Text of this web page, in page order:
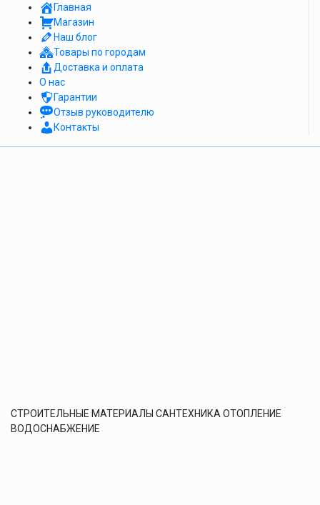
Главная
Магазин
Наш блог
Товары по городам
Доставка и оплата
О нас
Гарантии
Отзыв руководителю
Контакты
СТРОИТЕЛЬНЫЕ МАТЕРИАЛЫ САНТЕХНИКА ОТОПЛЕНИЕ
ВОДОСНАБЖЕНИЕ